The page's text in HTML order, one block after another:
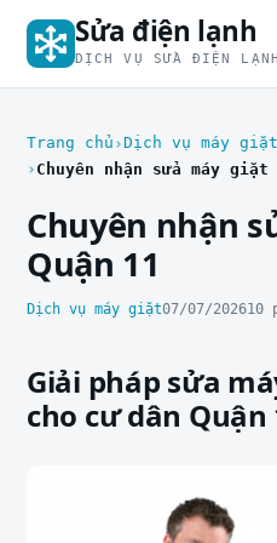
Sửa điện lạnh
DỊCH VỤ SỬA ĐIỆN
Trang chủ Dịch vụ máy giặt
Chuyên nhận sửa máy
Chuyên nhận
Quận 11
Dịch vụ máy giặt07/07/202610
Giải pháp sửa
cho cư dân Quận